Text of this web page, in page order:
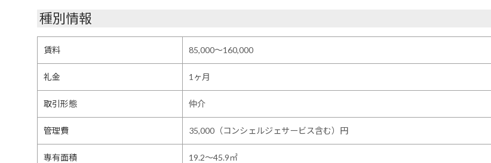
種別情報
賃料 85,000～160,000
礼金 1ヶ月
取引形態 仲介
管理費 35,000（コンシェルジェサービス含む）円
専有面積 19.2～45.9㎡